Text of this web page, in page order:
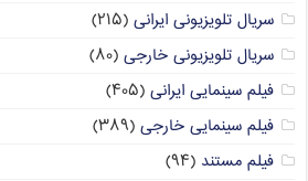
سریال تلویزیونی ایرانی (۲۱۵)
سریال تلویزیونی خارجی (۸۰)
فیلم سینمایی ایرانی (۴۰۵)
فیلم سینمایی خارجی (۳۸۹)
فیلم مستند (۹۴)